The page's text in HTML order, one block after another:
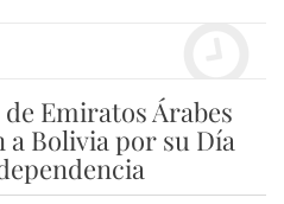
Emiratos Árabes
Bolivia por su Día